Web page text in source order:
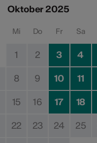
Oktober 2025
Mi Do Fr Sa
1 2 3 4
8 9 10 11
15 16 17 18
22 23 24 25